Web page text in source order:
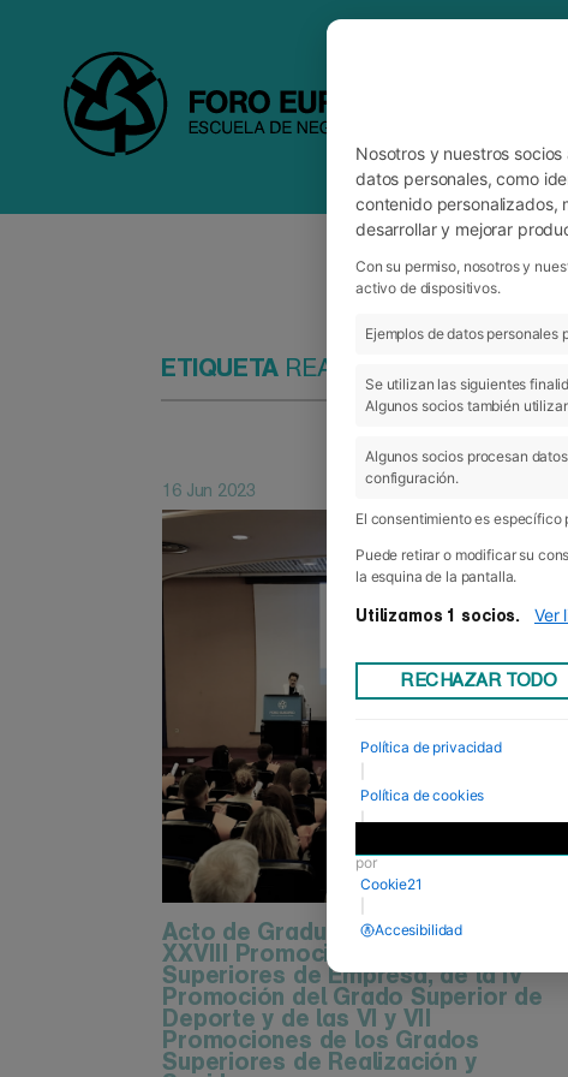
ETIQUETAREALIZACION
16 Jun 2023
Acto de Graduación de las XXVII y
XXVIII Promociones de los Grados
Superiores de Empresa, de la IV
Promoción del Grado Superior de
Deporte y de las VI y VII
Promociones de los Grados
Superiores de Realización y
Nosotros y nuestros
datos personales, como
contenido personalizados,
desarrollar y mejorar
Con su permiso, nosotros y
activo de dispositivos.
Ejemplos de datos
Se utilizan las siguientes
Algunos socios también
Algunos socios procesan
configuración.
El consentimiento es
Puede retirar o modificar su
la esquina de la pantalla.
Utilizamos 1 socios. Ver
RECHAZAR TODO
Política de privacidad
Política de cookies
|
por
Cookie21
Accesibilidad